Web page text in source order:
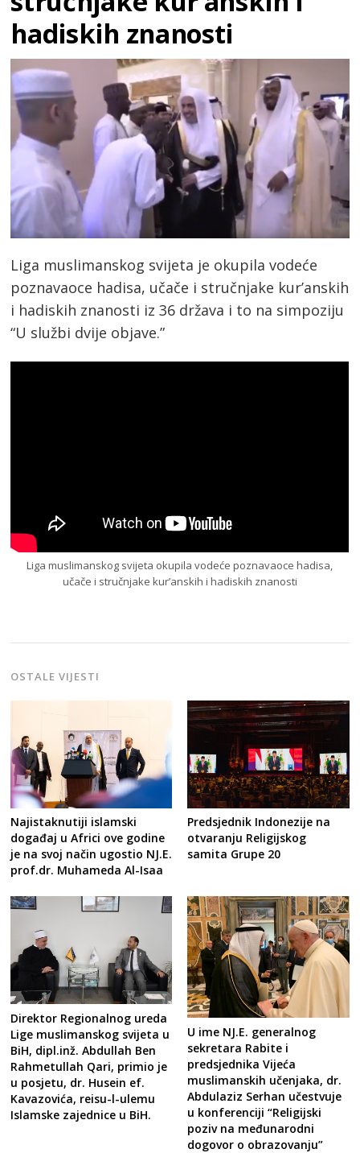
hadiskih znanosti
Liga muslimanskog svijeta je okupila vodeće
poznavaoce hadisa, učače i stručnjake kur’anskih
i hadiskih znanosti iz 36 država i to na simpoziju
“U službi dvije objave.”
Liga muslimanskog svijeta okupila vodeće poznavaoce hadisa,
učače i stručnjake kur’anskih i hadiskih znanosti
OSTALE VIJESTI
Najistaknutiji islamski
događaj u Africi ove godine
je na svoj način ugostio NJ.E.
prof.dr. Muhameda Al-Isaa
Predsjednik Indonezije na
otvaranju Religijskog
samita Grupe 20
Direktor Regionalnog ureda
Lige muslimanskog svijeta u
BiH, dipl.inž. Abdullah Ben
Rahmetullah Qari, primio je
u posjetu, dr. Husein ef.
Kavazovića, reisu-l-ulemu
Islamske zajednice u BiH.
U ime NJ.E. generalnog
sekretara Rabite i
predsjednika Vijeća
muslimanskih učenjaka, dr.
Abdulaziz Serhan učestvuje
u konferenciji “Religijski
poziv na međunarodni
dogovor o obrazovanju”